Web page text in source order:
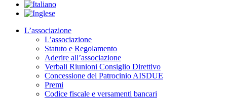
L’associazione
L’associazione
Statuto e Regolamento
Aderire all’associazione
Verbali Riunioni Consiglio Direttivo
Concessione del Patrocinio AISDUE
Premi
Codice fiscale e versamenti bancari